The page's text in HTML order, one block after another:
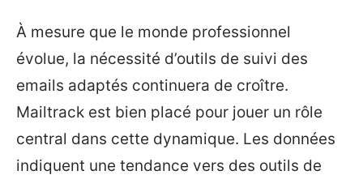
À mesure que le monde professionnel
évolue, la nécessité d’outils de suivi des
emails adaptés continuera de croître.
Mailtrack est bien placé pour jouer un rôle
central dans cette dynamique. Les données
indiquent une tendance vers des outils de